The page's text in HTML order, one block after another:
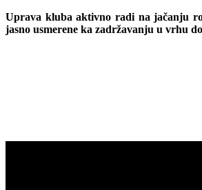
Uprava kluba aktivno radi na jačanju
jasno usmerene ka zadržavanju u vrhu